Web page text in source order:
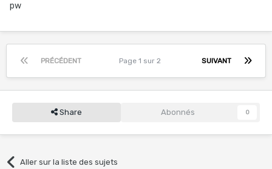
pw
PRÉCÉDENT SUIVANT
Page 1 sur 2
Share Abonnés 0
Aller sur la liste des sujets